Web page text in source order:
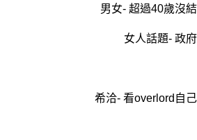
男女- 超過40歲沒
女人話題- 政
希洽- 看overlord自